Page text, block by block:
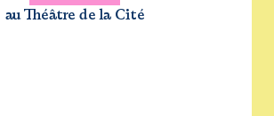
au Théâtre de la Cité